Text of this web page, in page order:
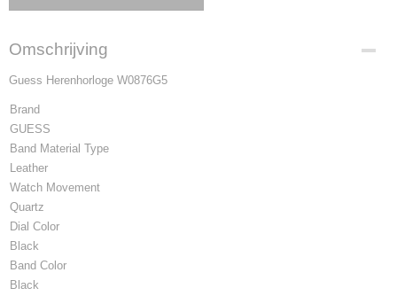
Omschrijving
Guess Herenhorloge W0876G5
Brand
GUESS
Band Material Type
Leather
Watch Movement
Quartz
Dial Color
Black
Band Color
Black